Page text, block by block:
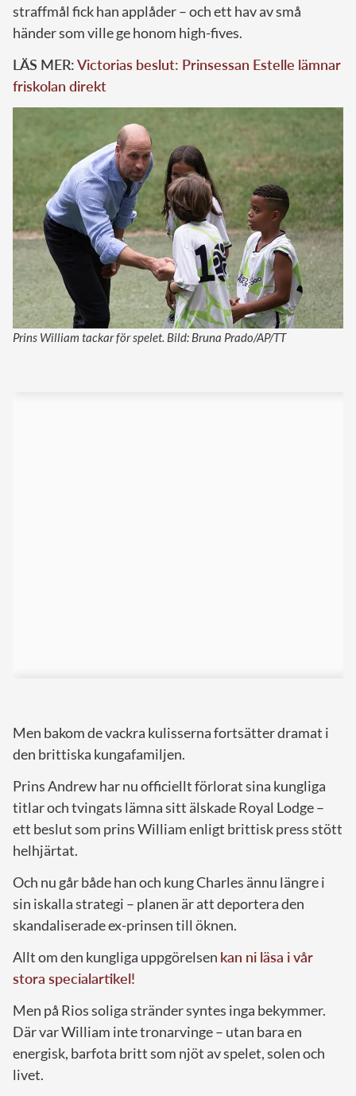
straffmål fick han applåder – och ett hav av små
händer som ville ge honom high-fives.
LÄS MER:Victorias beslut: Prinsessan Estelle lämnar
friskolan direkt
Prins William tackar för spelet. Bild: Bruna Prado/AP/TT
Men bakom de vackra kulisserna fortsätter dramat i
den brittiska kungafamiljen.
Prins Andrew har nu officiellt förlorat sina kungliga
titlar och tvingats lämna sitt älskade Royal Lodge –
ett beslut som prins William enligt brittisk press stött
helhjärtat.
Och nu går både han och kung Charles ännu längre i
sin iskalla strategi – planen är att deportera den
skandaliserade ex-prinsen till öknen.
Allt om den kungliga uppgörelsen kan ni läsa i vår
stora specialartikel!
Men på Rios soliga stränder syntes inga bekymmer.
Där var William inte tronarvinge – utan bara en
energisk, barfota britt som njöt av spelet, solen och
livet.